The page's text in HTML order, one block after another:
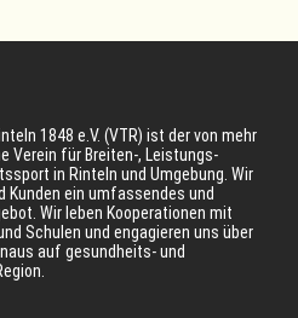
1848 e.V. (VTR) ist der von mehr
Verein für Breiten-, Leistungs-
in Rinteln und Umgebung. Wir
Kunden ein umfassendes und
Wir leben Kooperationen mit
Schulen und engagieren uns über
auf gesundheits- und